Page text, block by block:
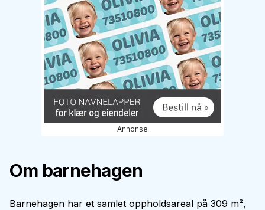
Annonse
Om barnehagen
Barnehagen har et samlet oppholdsareal på 309 m²,